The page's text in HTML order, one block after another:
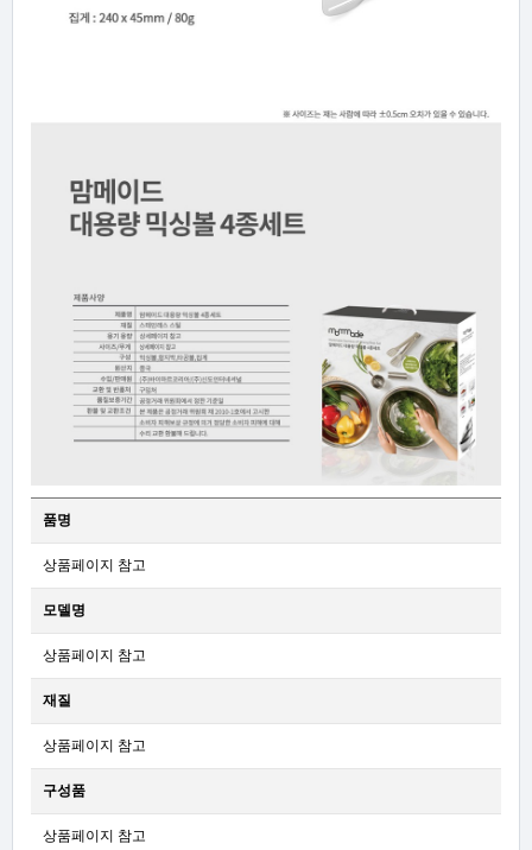
품명
상품페이지 참고
모델명
상품페이지 참고
재질
상품페이지 참고
구성품
상품페이지 참고